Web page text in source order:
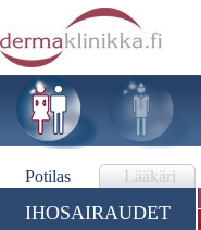
Potilas Lääkäri
IHOSAIRAUDET